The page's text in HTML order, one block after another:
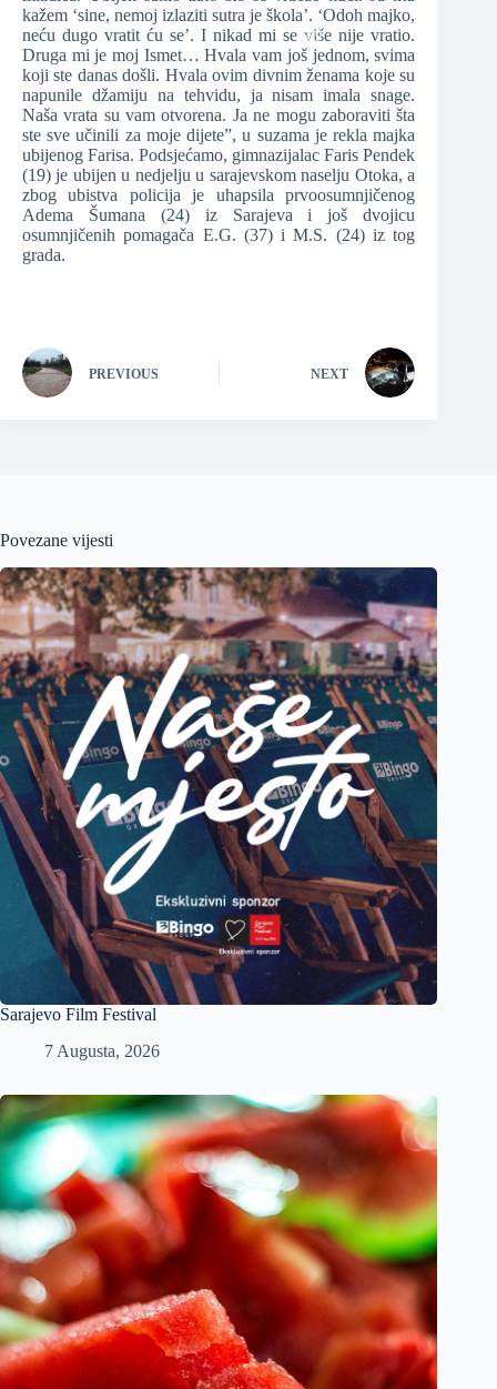
kažem ‘sine, nemoj izlaziti sutra je škola’. ‘Odoh majko,
neću dugo vratit ću se’. I nikad mi se više nije vratio.
Druga mi je moj Ismet… Hvala vam još jednom, svima
koji ste danas došli. Hvala ovim divnim ženama koje su
napunile džamiju na tehvidu, ja nisam imala snage.
Naša vrata su vam otvorena. Ja ne mogu zaboraviti šta
ste sve učinili za moje dijete”, u suzama je rekla majka
ubijenog Farisa. Podsjećamo, gimnazijalac Faris Pendek
(19) je ubijen u nedjelju u sarajevskom naselju Otoka, a
zbog ubistva policija je uhapsila prvoosumnjičenog
Adema Šumana (24) iz Sarajeva i još dvojicu
osumnjičenih pomagača E.G. (37) i M.S. (24) iz tog
grada.
PREVIOUS NEXT
Povezane vijesti
Sarajevo Film Festival
7 Augusta, 2026
❆
❆
❆